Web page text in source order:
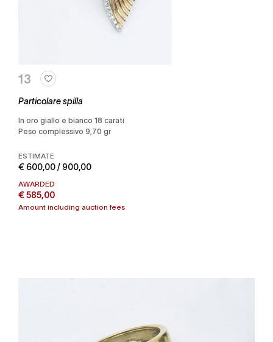
13
Particolare spilla
in oro giallo e bianco 18 carati
Peso complessivo 9,70 gr
ESTIMATE
€ 600,00 / 900,00
AWARDED
€ 585,00
Amount including auction fees